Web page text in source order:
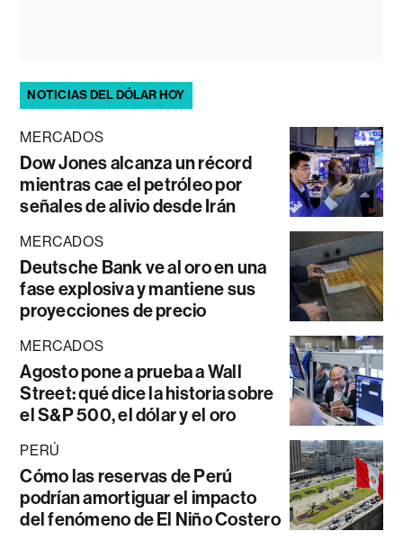
NOTICIAS DEL DÓLAR HOY
MERCADOS
Dow Jones alcanza un récord
mientras cae el petróleo por
señales de alivio desde Irán
MERCADOS
Deutsche Bank ve al oro en una
fase explosiva y mantiene sus
proyecciones de precio
MERCADOS
Agosto pone a prueba a Wall
Street: qué dice la historia sobre
el S&P 500, el dólar y el oro
PERÚ
Cómo las reservas de Perú
podrían amortiguar el impacto
del fenómeno de El Niño Costero